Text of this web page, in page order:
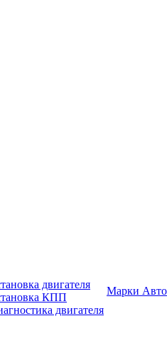
двигателя
КПП
двигателя
Марки Авто